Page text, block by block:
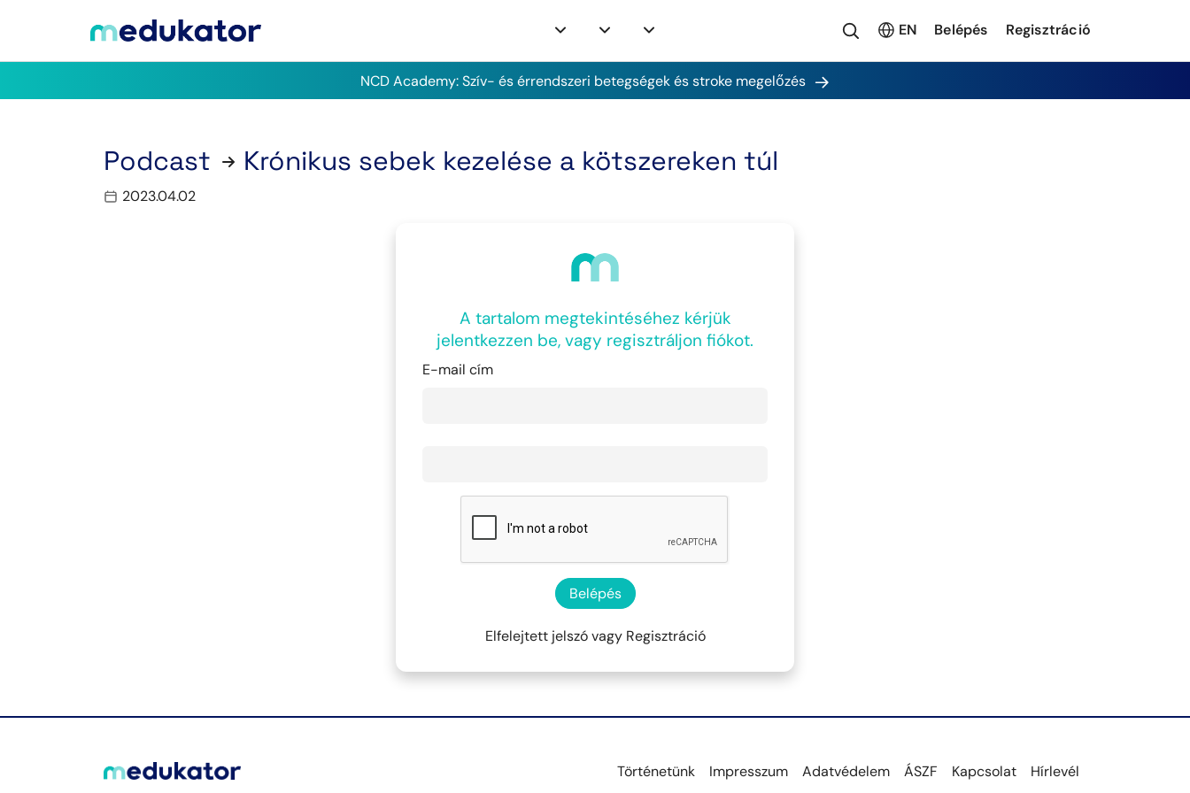
NCD Academy: Szív- és érrendszeri betegségek és stroke megelőzés
EN Belépés Regisztráció
Podcast Krónikus sebek kezelése a kötszereken túl
2023.04.02
A tartalom megtekintéséhez kérjük
jelentkezzen be, vagy regisztráljon fiókot.
E-mail cím
Belépés
Elfelejtett jelszóvagy Regisztráció
Történetünk Impresszum Adatvédelem ÁSZF Kapcsolat Hírlevél